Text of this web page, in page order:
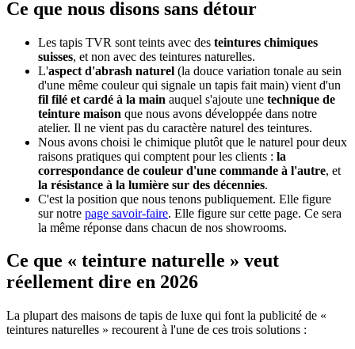
Ce que nous disons sans détour
Les tapis TVR sont teints avec des teintures chimiques
suisses, et non avec des teintures naturelles.
L'aspect d'abrash naturel (la douce variation tonale au sein
d'une même couleur qui signale un tapis fait main) vient d'un
fil filé et cardé à la main auquel s'ajoute une technique de
teinture maison que nous avons développée dans notre
atelier. Il ne vient pas du caractère naturel des teintures.
Nous avons choisi le chimique plutôt que le naturel pour deux
raisons pratiques qui comptent pour les clients : la
correspondance de couleur d'une commande à l'autre, et
la résistance à la lumière sur des décennies.
C'est la position que nous tenons publiquement. Elle figure
sur notre page savoir-faire. Elle figure sur cette page. Ce sera
la même réponse dans chacun de nos showrooms.
Ce que « teinture naturelle » veut
réellement dire en 2026
La plupart des maisons de tapis de luxe qui font la publicité de «
teintures naturelles » recourent à l'une de ces trois solutions :